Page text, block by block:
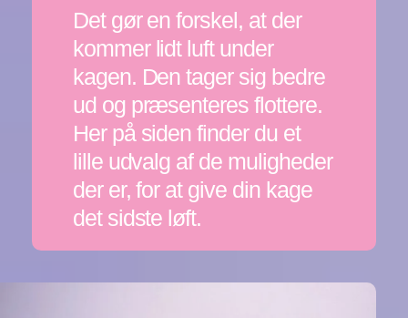
Det gør en forskel, at der
kommer lidt luft under
kagen. Den tager sig bedre
ud og præsenteres flottere.
Her på siden finder du et
lille udvalg af de muligheder
der er, for at give din kage
det sidste løft.